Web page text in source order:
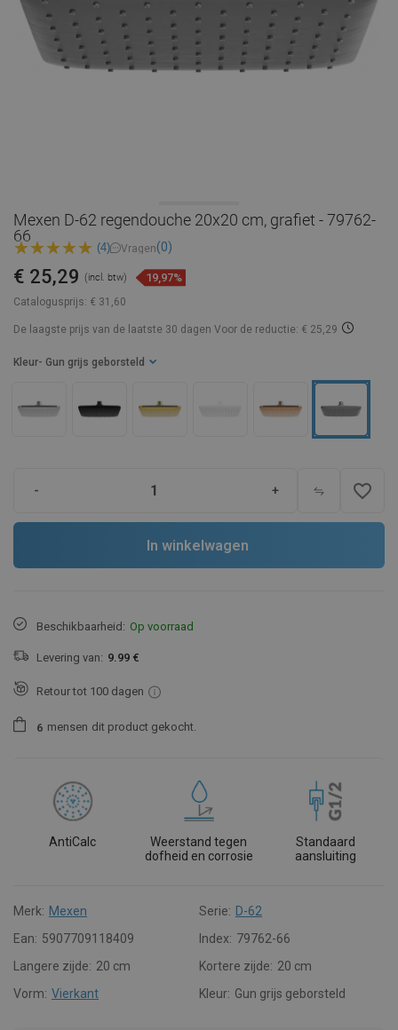
Mexen D-62 regendouche 20x20 cm, grafiet - 79762-
66
(4) Vragen(0)
Catalogusprijs: € 31,60
€ 25,29 (incl. btw) 19,97%
De laagste prijs van de laatste 30 dagen Voor de reductie: € 25,29
Kleur - Gun grijs geborsteld
- + favorite_border
In winkelwagen
Beschikbaarheid: Op voorraad
Levering van: 9.99 €
Retour tot 100 dagen
6 mensen dit product gekocht.
AntiCalc
Weerstand tegen
dofheid en corrosie
Standaard
aansluiting
Merk: Mexen Serie: D-62
Ean: 5907709118409 Index: 79762-66
Langere zijde: 20 cm Kortere zijde: 20 cm
Vorm: Vierkant Kleur: Gun grijs geborsteld